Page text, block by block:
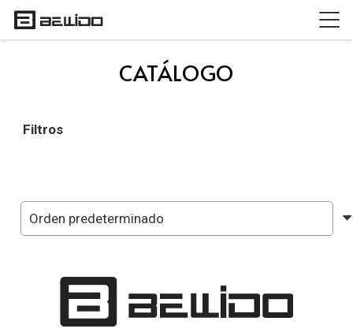
CATÁLOGO
Filtros
entradas